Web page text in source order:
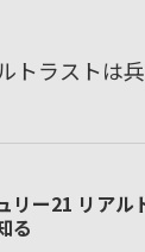
トラストは
リー21 リアル
る